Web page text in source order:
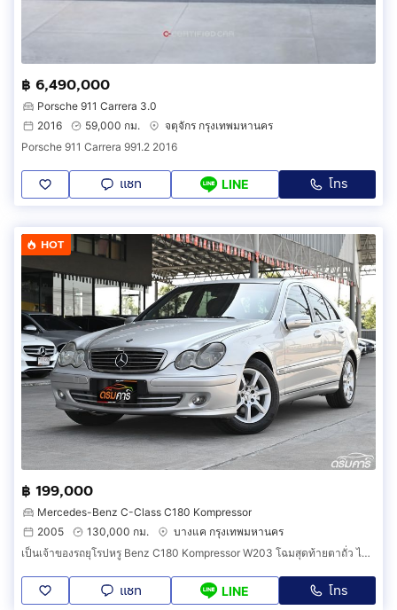
฿ 6,490,000
Porsche 911 Carrera 3.0
2016
59,000 กม.
จตุจักร กรุงเทพมหานคร
Porsche 911 Carrera 991.2 2016
แชท LINE โทร
HOT
฿ 199,000
Mercedes-Benz C-Class C180 Kompressor
2005
130,000 กม.
บางแค กรุงเทพมหานคร
เป็นเจ้าของรถยุโรปหรู Benz C180 Kompressor W203 โฉมสุดท้ายตาถั่ว ไมล์น้อยสภาพนางฟ้าพร้อมใช้งาน (C0HC)
แชท LINE โทร